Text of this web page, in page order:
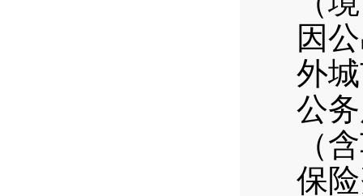
因
外
公
（
保